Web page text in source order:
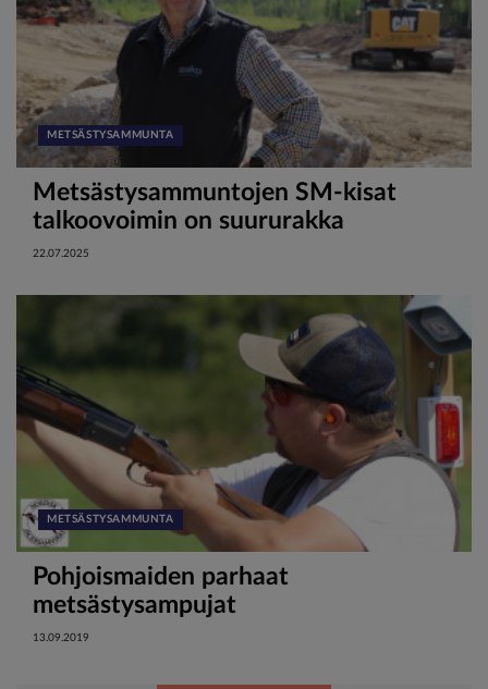
METSÄSTYSAMMUNTA
Metsästysammuntojen SM-kisat
talkoovoimin on suururakka
22.07.2025
METSÄSTYSAMMUNTA
Pohjoismaiden parhaat
metsästysampujat
13.09.2019